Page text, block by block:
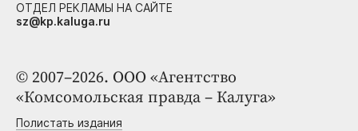
© 2007–2026. ООО «Агентство
«Комсомольская правда – Калуга»
Полистать издания
ОТДЕЛ РЕКЛАМЫ НА САЙТЕ
sz@kp.kaluga.ru